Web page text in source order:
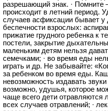
разрешающий знак. · Помните
происходит в летний период.
случаев асфиксации бывает у
беспечности взрослых:
прижатие грудного ребенка к
постели, закрытие
маленьким детям нельзя
семечками; · во время еды
играть и др. Не забывайте:
за ребенком во время еды.
невозможность издавать
возможно, удушья, которое
чаще всего дети отравляются
всех случаев отравлений; ∙